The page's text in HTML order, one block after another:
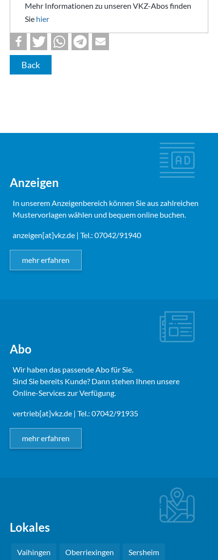
Mehr Informationen zu unseren VKZ-Abos finden
Sie hier
Back
Anzeigen
In unserem Anzeigenbereich können Sie aus zahlreichen
Mustervorlagen wählen und bequem online buchen.
anzeigen[at]vkz.de | Tel.: 07042/91940
mehr erfahren
Abo
Wir haben das passende Abo für Sie.
Sind Sie bereits Kunde? Dann stehen Ihnen unsere
Online-Services zur Verfügung.
vertrieb[at]vkz.de | Tel.: 07042/91935
mehr erfahren
Lokales
Vaihingen Oberriexingen Sersheim